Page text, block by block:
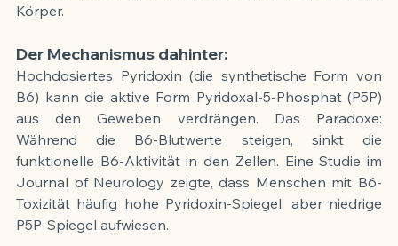
Körper.
Der Mechanismus dahinter:
Hochdosiertes Pyridoxin (die synthetische Form von
B6) kann die aktive Form Pyridoxal-5-Phosphat (P5P)
aus den Geweben verdrängen. Das Paradoxe:
Während die B6-Blutwerte steigen, sinkt die
funktionelle B6-Aktivität in den Zellen. Eine Studie im
Journal of Neurology zeigte, dass Menschen mit B6-
Toxizität häufig hohe Pyridoxin-Spiegel, aber niedrige
P5P-Spiegel aufwiesen.